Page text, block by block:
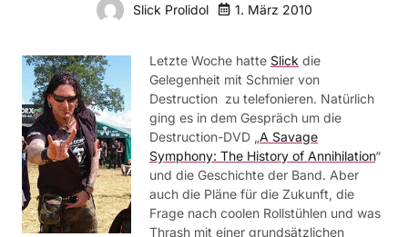
Slick Prolidol 1. März 2010
Letzte Woche hatte Slick die
Gelegenheit mit Schmier von
Destruction zu telefonieren. Natürlich
ging es in dem Gespräch um die
Destruction-DVD „A Savage
Symphony: The History of Annihilation“
und die Geschichte der Band. Aber
auch die Pläne für die Zukunft, die
Frage nach coolen Rollstühlen und was
Thrash mit einer grundsätzlichen